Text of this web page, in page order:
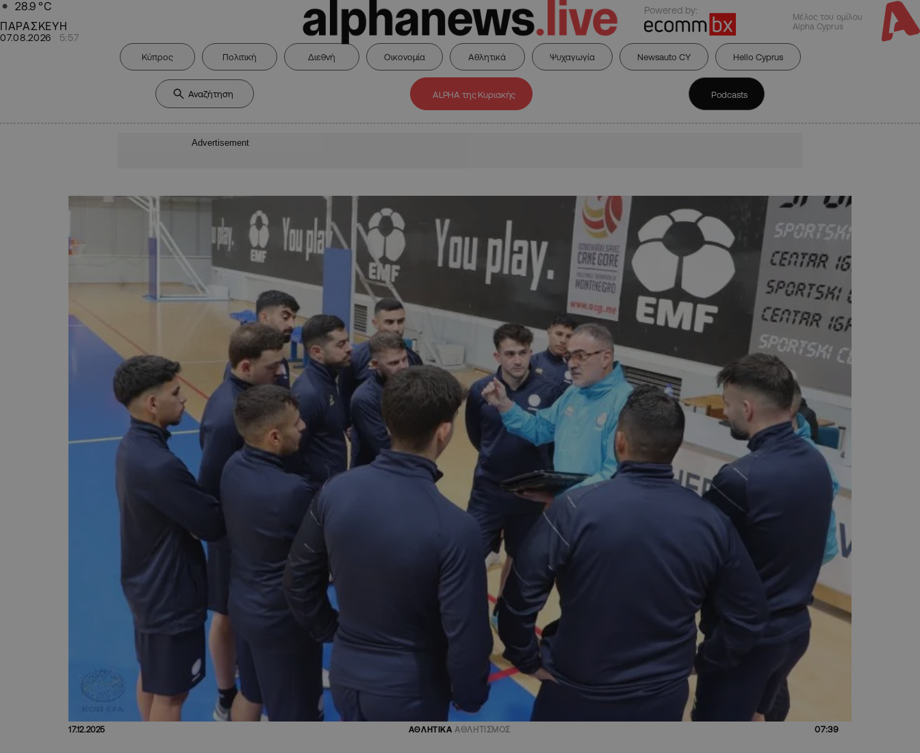
28.9 °C
ΠΑΡΑΣΚΕΥΗ
07.08.2026 5:57
Powered by:
Μέλος του ομίλου
Alpha Cyprus
Κύπρος Πολιτική Διεθνή Οικονομία Αθλητικά Ψυχαγωγία Newsauto CY Hello Cyprus
ALPHA της Κυριακής Podcasts
Advertisement
17.12.2025 ΑΘΛΗΤΙΚΑ ΑΘΛΗΤΙΣΜΟΣ 07:39